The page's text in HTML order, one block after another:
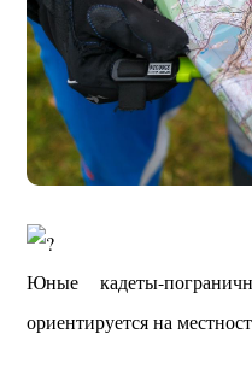
Юные кадеты-
ориентируется на